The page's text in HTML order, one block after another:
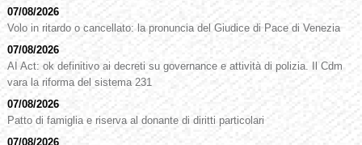
07/08/2026
Volo in ritardo o cancellato: la pronuncia del Giudice di Pace di Venezia
07/08/2026
AI Act: ok definitivo ai decreti su governance e attività di polizia. Il Cdm
vara la riforma del sistema 231
07/08/2026
Patto di famiglia e riserva al donante di diritti particolari
07/08/2026